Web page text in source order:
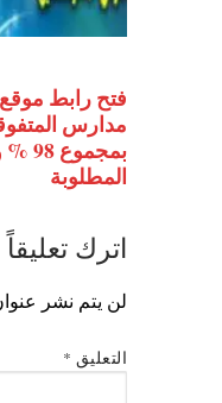
فتح رابط
المطلوبة
اترك تعليقاً
لن يتم نشر
التعليق *